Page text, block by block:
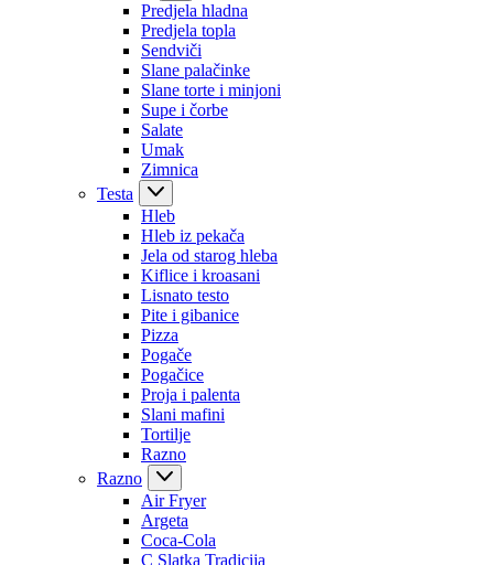
Predjela hladna
Predjela topla
Sendviči
Slane palačinke
Slane torte i minjoni
Supe i čorbe
Salate
Umak
Zimnica
Testa
Hleb
Hleb iz pekača
Jela od starog hleba
Kiflice i kroasani
Lisnato testo
Pite i gibanice
Pizza
Pogače
Pogačice
Proja i palenta
Slani mafini
Tortilje
Razno
Razno
Air Fryer
Argeta
Coca-Cola
C Slatka Tradicija